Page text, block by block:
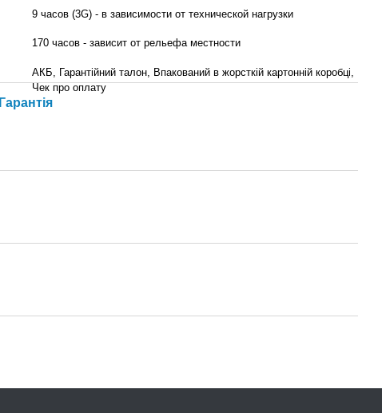
9 часов (3G) - в зависимости от технической нагрузки
170 часов - зависит от рельефа местности
АКБ, Гарантійний талон, Впакований в жорсткій картонній коробці,
Чек про оплату
Гарантія